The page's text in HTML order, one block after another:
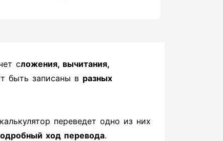
сложения, вычитания,
быть записаны в разных
переведет одно из них
ход перевода.